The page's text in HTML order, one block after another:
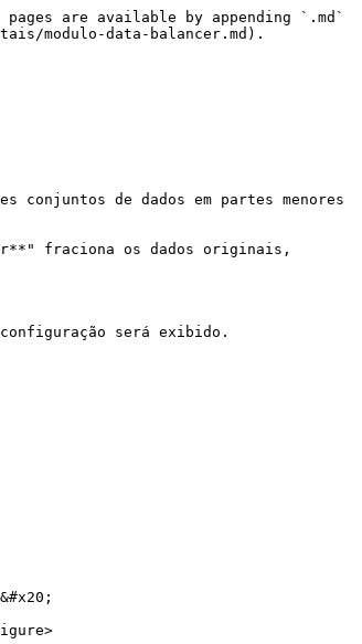
are available by appending `.md`
modulo-data-balancer.md).
de dados em partes menores
fraciona os dados originais,
será exibido.